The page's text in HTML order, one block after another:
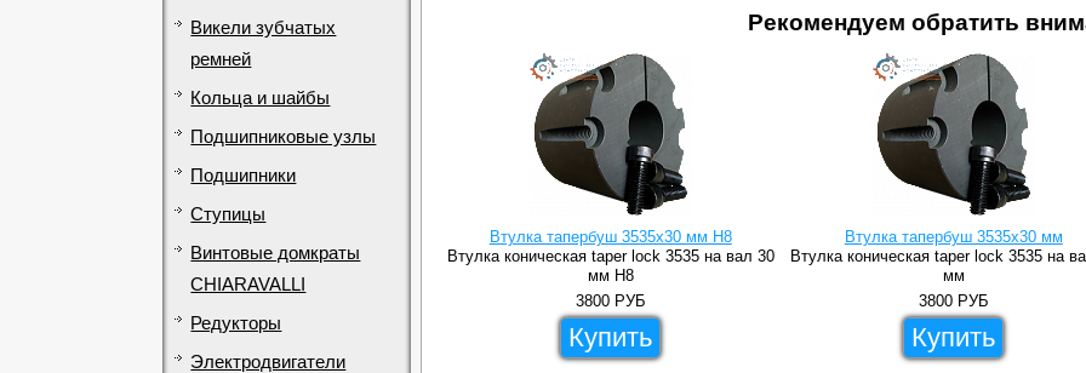
Викели зубчатых
ремней
Кольца и шайбы
Подшипниковые узлы
Подшипники
Ступицы
Винтовые домкраты
CHIARAVALLI
Редукторы
Электродвигатели
Рекомендуем обратить
Втулка тапербуш 3535x30 мм H8
Втулка коническая taper lock 3535 на вал 30
мм H8
3800 РУБ
Купить
Втулка тапербуш 3535x30 мм
Втулка коническая taper lock 3535 на
мм
3800 РУБ
Купить